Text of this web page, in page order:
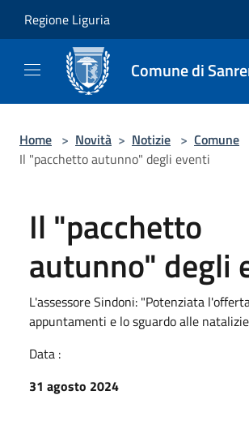
Regione Liguria
Comune di
Home > Novità > Notizie > Comune
Il "pacchetto autunno" degli eventi
Il "pacchetto
autunno" degli
L'assessore Sindoni: "Potenziata
appuntamenti e lo sguardo alle
Data :
31 agosto 2024